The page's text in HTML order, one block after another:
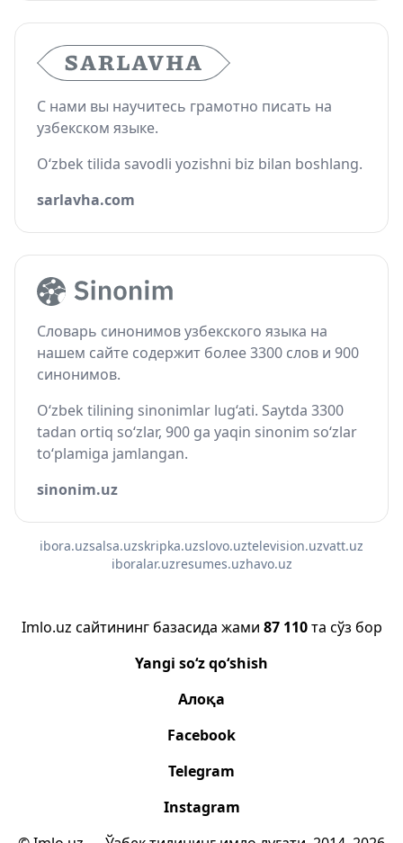
С нами вы научитесь грамотно писать на
узбекском языке.
O‘zbek tilida savodli yozishni biz bilan boshlang.
sarlavha.com
Словарь синонимов узбекского языка на
нашем сайте содержит более 3300 слов и 900
синонимов.
O‘zbek tilining sinonimlar lug‘ati. Saytda 3300
tadan ortiq so‘zlar, 900 ga yaqin sinonim so‘zlar
to‘plamiga jamlangan.
sinonim.uz
ibora.uzsalsa.uzskripka.uzslovo.uztelevision.uzvatt.uz
iboralar.uzresumes.uzhavo.uz
Imlo.uz сайтининг базасида жами 87 110та сўз бор
Yangi so‘z qo‘shish
Алоқа
Facebook
Telegram
Instagram